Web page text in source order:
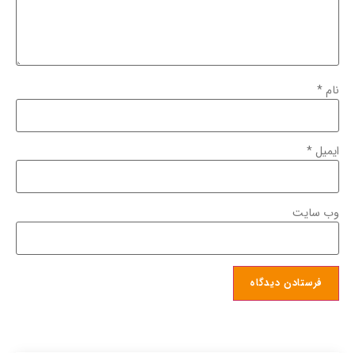
نام*
ایمیل*
وب‌ سایت